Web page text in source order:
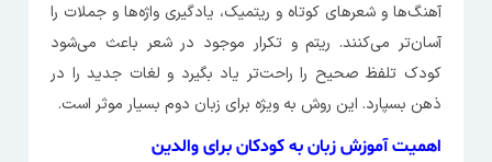
آهنگ‌ها و شعرهای کوتاه و ریتمیک، یادگیری واژه‌ها و جملات را
آسان‌تر می‌کنند. ریتم و تکرار موجود در شعر باعث می‌شود
کودک تلفظ صحیح را راحت‌تر یاد بگیرد و لغات جدید را در
ذهن بسپارد. این روش به ویژه برای زبان دوم بسیار موثر است.
اهمیت آموزش زبان به کودکان برای والدین